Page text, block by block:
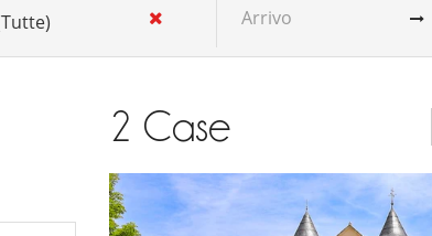
2 Case